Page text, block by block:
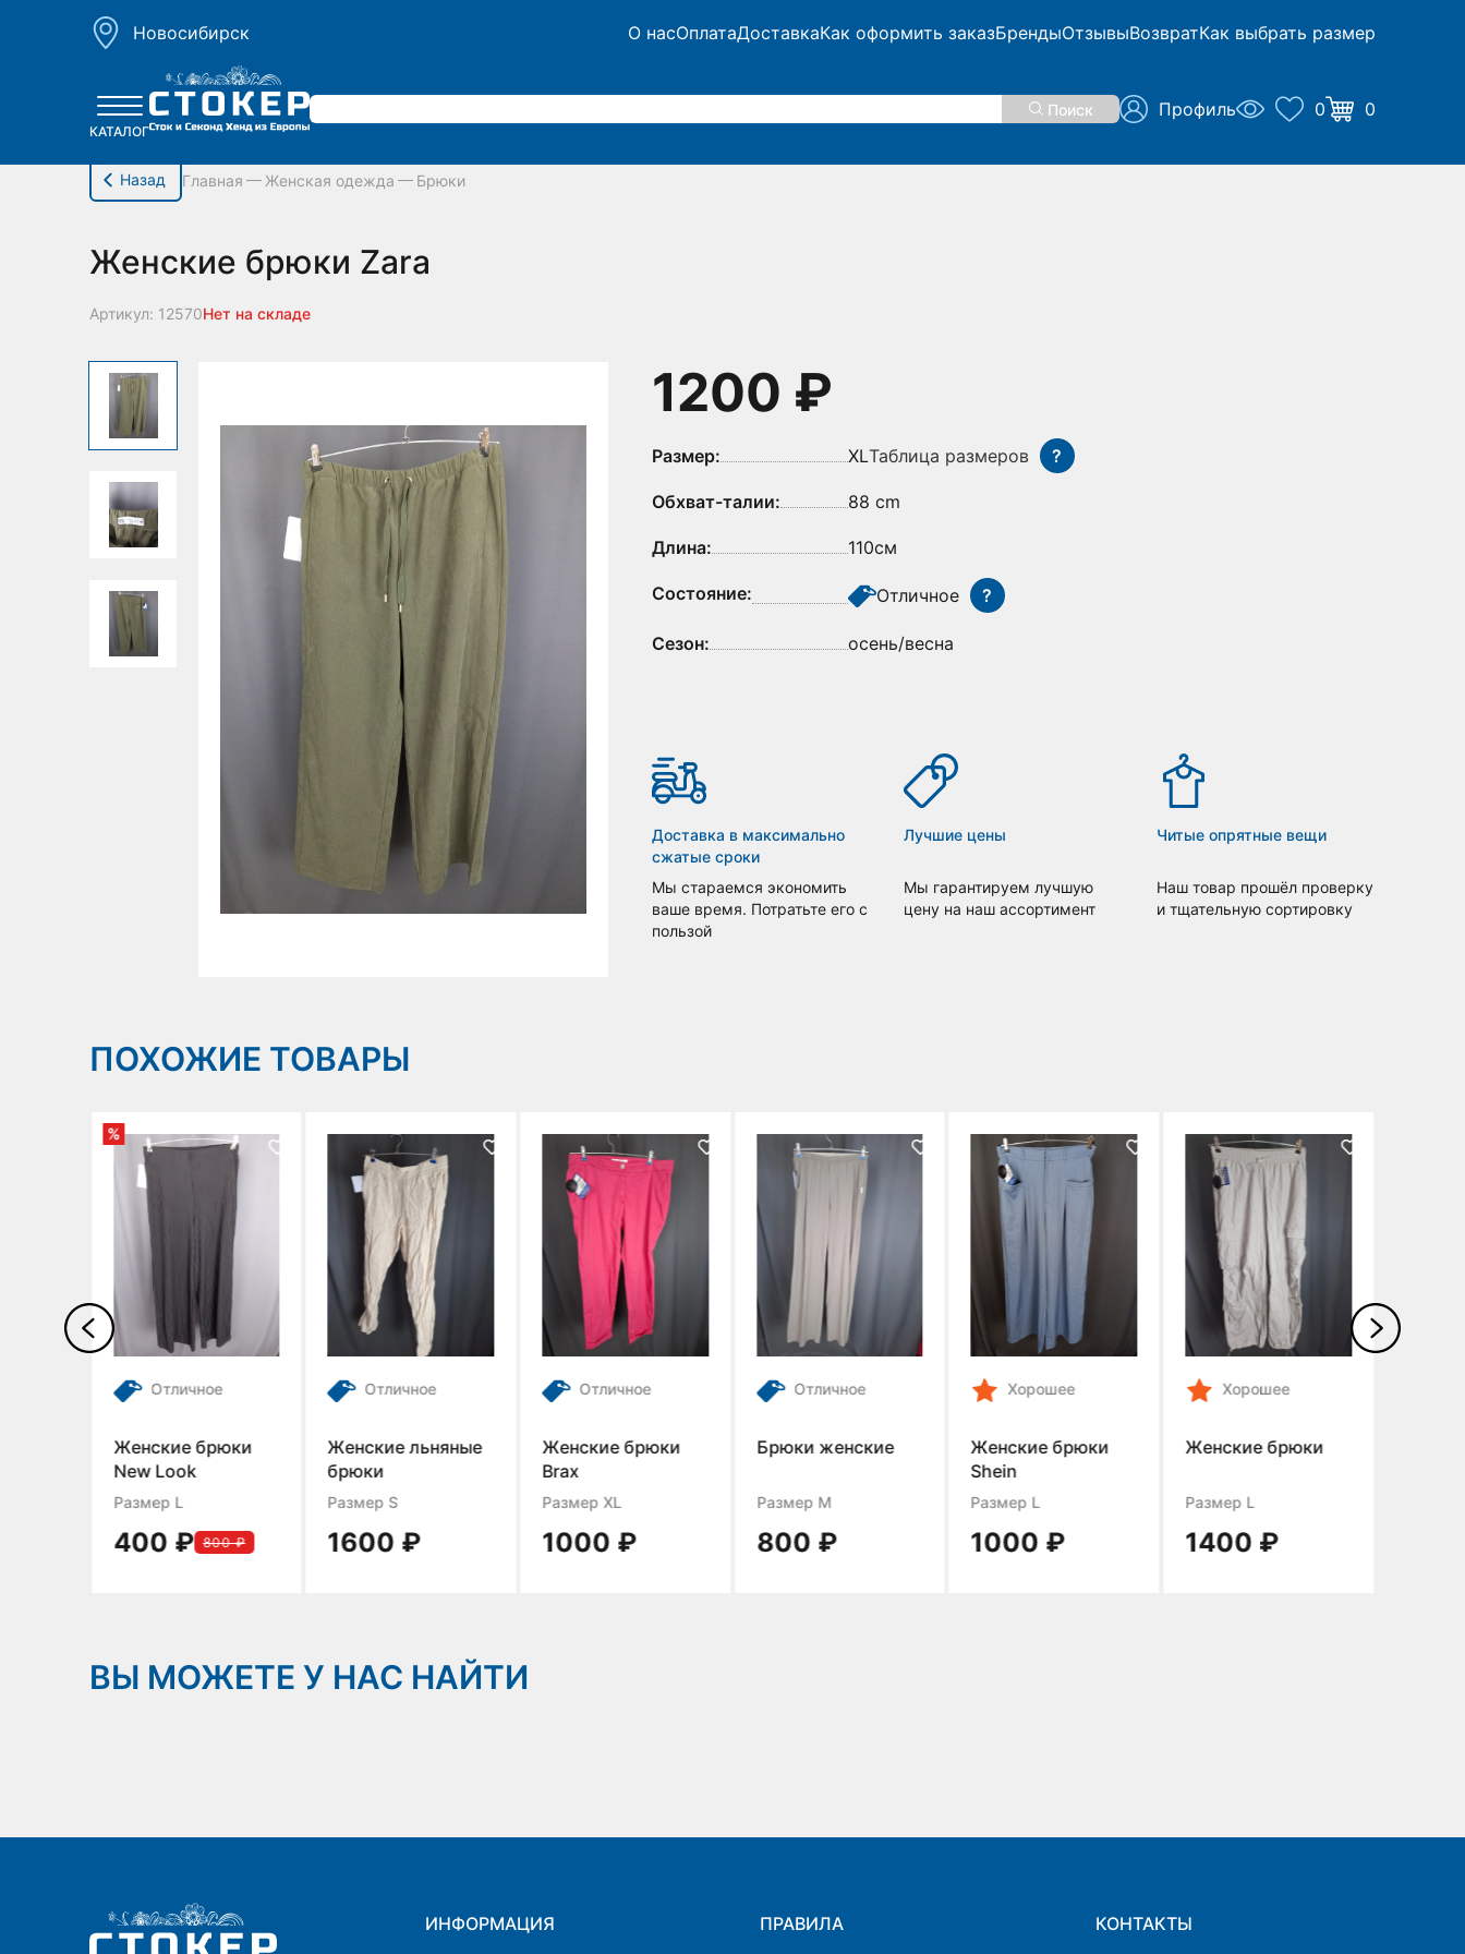
hello_elementor_body_open();
Новосибирск
О насОплатаДоставкаКак оформить заказБрендыОтзывыВозвратКак выбрать размер
КАТАЛОГ
Поиск Профиль 0 0
Назад Главная Женская одежда Брюки
Женские брюки Zara
Артикул: 12570Нет на складе
1200 ₽
Размер: XLТаблица размеров ?
Обхват-талии: 88 cm
Длина: 110см
Состояние: Отличное ?
Сезон: осень/весна
Доставка в максимально
сжатые сроки
Мы стараемся экономить
ваше время. Потратьте его с
пользой
Лучшие цены
Мы гарантируем лучшую
цену на наш ассортимент
Читые опрятные вещи
Наш товар прошёл проверку
и тщательную сортировку
ПОХОЖИЕ ТОВАРЫ
%
Отличное
Женские брюки
New Look
Размер L
400 ₽ 800 ₽
Отличное
Женские льняные
брюки
Размер S
1600 ₽
Отличное
Женские брюки
Brax
Размер XL
1000 ₽
Отличное
Брюки женские
Размер M
800 ₽
Хорошее
Женские брюки
Shein
Размер L
1000 ₽
Хорошее
Женские брюки
Размер L
1400 ₽
ВЫ МОЖЕТЕ У НАС НАЙТИ
ИНФОРМАЦИЯ ПРАВИЛА КОНТАКТЫ